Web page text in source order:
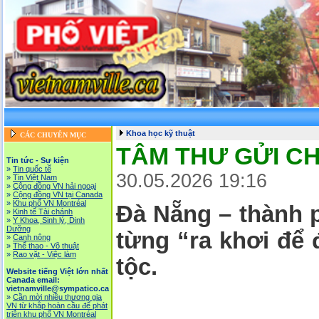
CÁC CHUYÊN MỤC
Tin tức - Sự kiện
» Tin quốc tế
» Tin Việt Nam
» Cộng đồng VN hải ngoại
» Cộng đồng VN tại Canada
» Khu phố VN Montréal
» Kinh tế Tài chánh
» Y Khoa, Sinh lý, Dinh
Dưỡng
» Canh nông
» Thể thao - Võ thuật
» Rao vặt - Việc làm
Website tiếng Việt lớn nhất
Canada email:
vietnamville@sympatico.ca
» Cần mời nhiều thương gia
VN từ khắp hoàn cầu để phát
triễn khu phố VN Montréal
Khoa học kỹ thuật
TÂM THƯ GỬI
30.05.2026 19:16
Đà Nẵng – thành
từng “ra khơi để
tộc.